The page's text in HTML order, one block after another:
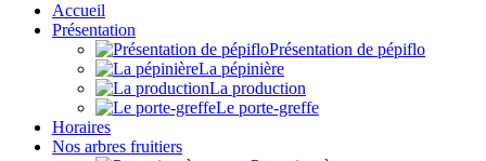
Accueil
Présentation
Présentation de pépiflo
La pépinière
La production
Le porte-greffe
Horaires
Nos arbres fruitiers